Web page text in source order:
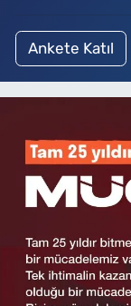
Ankete Katıl